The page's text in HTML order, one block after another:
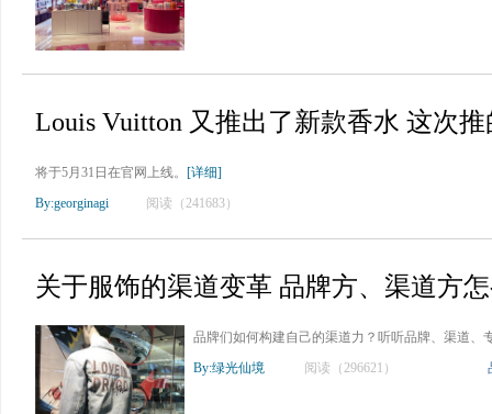
Louis Vuitton 又推出了新款香水 这次
将于5月31日在官网上线。 [详细]
By:georginagi
阅读（241683）
关于服饰的渠道变革 品牌方、渠道方
品牌们如何构建自己的渠道力？听听品牌、渠道、
By:绿光仙境
阅读（296621）